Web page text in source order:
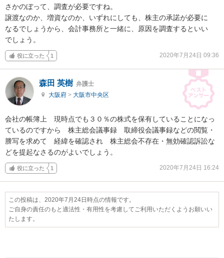
さかのぼって、調査が必要ですね。
譲渡なのか、増資なのか、いずれにしても、株主の承諾が必要に
なるでしょうから、会計事務所と一緒に、原因を調査するといい
でしょう。
役に立った 1 2020年7月24日 09:36
森田 英樹 弁護士
大阪府 > 大阪市中央区
会社の帳簿上　現時点でも３０％の株式を保有していることになっ
ているのですから　株主総会議事録　取締役会議事録などの閲覧・
謄写を求めて　経緯を確認され　株主総会不存在・無効確認訴訟な
どを提起なさるのがよいでしょう。
役に立った 1 2020年7月24日 16:24
この投稿は、2020年7月24日時点の情報です。
ご自身の責任のもと適法性・有用性を考慮してご利用いただくようお願いい
たします。